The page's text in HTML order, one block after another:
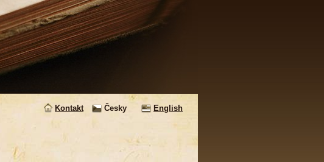
Kontakt Česky
English